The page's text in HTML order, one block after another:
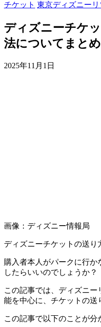
チケット 東京ディズニーリ
ディズニーチケ
法についてまと
2025年11月1日
画像：ディズニー情報局
ディズニーチケットの送り
購入者本人がパークに行か
したらいいのでしょうか？
この記事では、ディズニ
能を中心に、チケットの送
この記事で以下のことが分